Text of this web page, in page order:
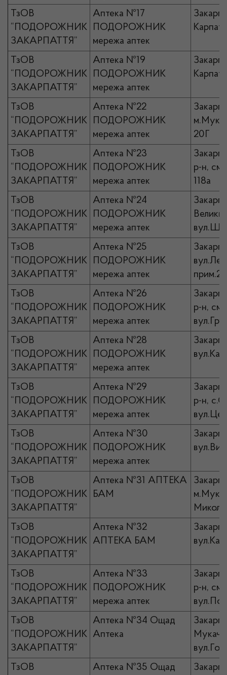
ТзОВ
“ПОДОРОЖНИК
ЗАКАРПАТТЯ”
Аптека №17
ПОДОРОЖНИК
мережа аптек
ТзОВ
“ПОДОРОЖНИК
ЗАКАРПАТТЯ”
Аптека №19
ПОДОРОЖНИК
мережа аптек
ТзОВ
“ПОДОРОЖНИК
ЗАКАРПАТТЯ”
Аптека №22
ПОДОРОЖНИК
мережа аптек
20Г
ТзОВ
“ПОДОРОЖНИК
ЗАКАРПАТТЯ”
Аптека №23
ПОДОРОЖНИК
мережа аптек
р-н,
118а
ТзОВ
“ПОДОРОЖНИК
ЗАКАРПАТТЯ”
Аптека №24
ПОДОРОЖНИК
мережа аптек
ТзОВ
“ПОДОРОЖНИК
ЗАКАРПАТТЯ”
Аптека №25
ПОДОРОЖНИК
мережа аптек
прим.2
ТзОВ
“ПОДОРОЖНИК
ЗАКАРПАТТЯ”
Аптека №26
ПОДОРОЖНИК
мережа аптек
р-н,
ТзОВ
“ПОДОРОЖНИК
ЗАКАРПАТТЯ”
Аптека №28
ПОДОРОЖНИК
мережа аптек
ТзОВ
“ПОДОРОЖНИК
ЗАКАРПАТТЯ”
Аптека №29
ПОДОРОЖНИК
мережа аптек
р-н,
ТзОВ
“ПОДОРОЖНИК
ЗАКАРПАТТЯ”
Аптека №30
ПОДОРОЖНИК
мережа аптек
ТзОВ
“ПОДОРОЖНИК
ЗАКАРПАТТЯ”
Аптека №31 АПТЕКА
БАМ
ТзОВ
“ПОДОРОЖНИК
ЗАКАРПАТТЯ”
Аптека №32
АПТЕКА БАМ
ТзОВ
“ПОДОРОЖНИК
ЗАКАРПАТТЯ”
Аптека №33
ПОДОРОЖНИК
мережа аптек
р-н,
ТзОВ
“ПОДОРОЖНИК
ЗАКАРПАТТЯ”
Аптека №34 Ощад
Аптека
ТзОВ
Аптека №35 Ощад